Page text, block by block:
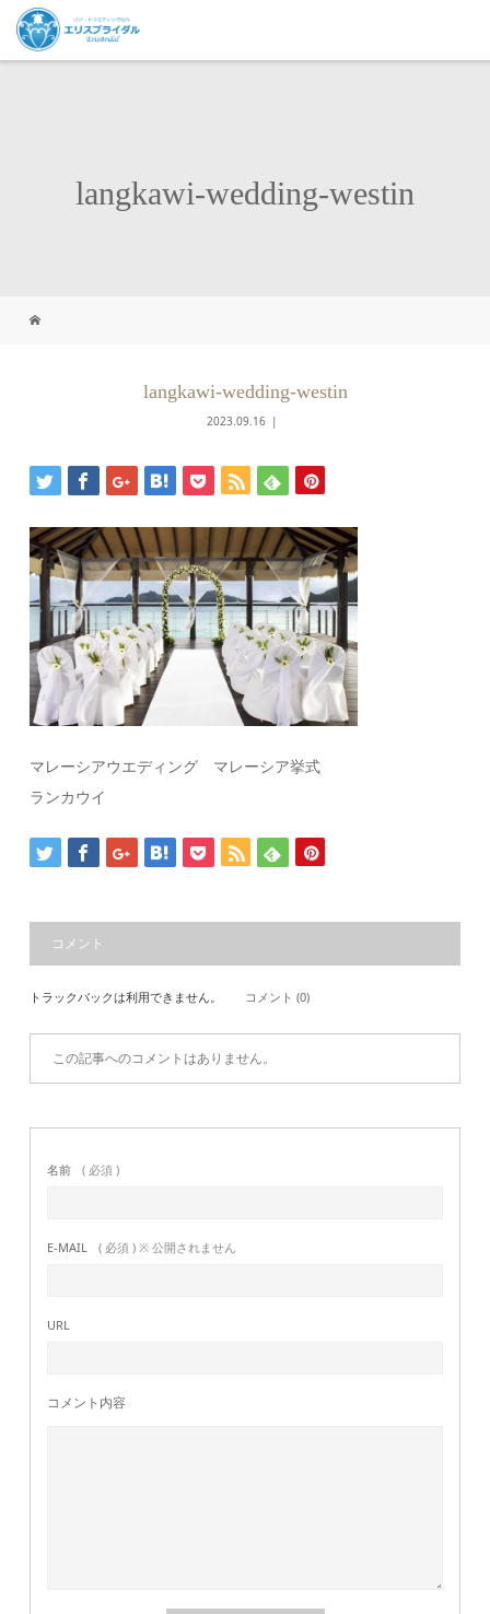
langkawi-wedding-westin
langkawi-wedding-westin
2023.09.16
マレーシアウエディング マレーシア挙式
ランカウイ
コメント
トラックバックは利用できません。 コメント (0)
この記事へのコメントはありません。
名前 ( 必須 )
E-MAIL ( 必須 ) ※ 公開されません
URL
コメント内容